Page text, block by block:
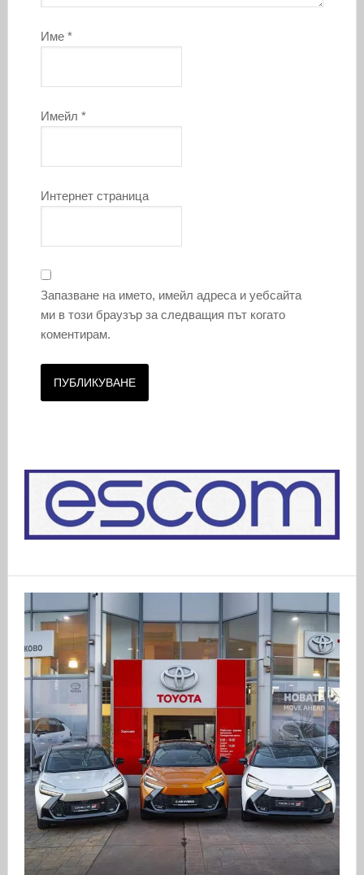
Име *
Имейл *
Интернет страница
Запазване на името, имейл адреса и уебсайта
ми в този браузър за следващия път когато
коментирам.